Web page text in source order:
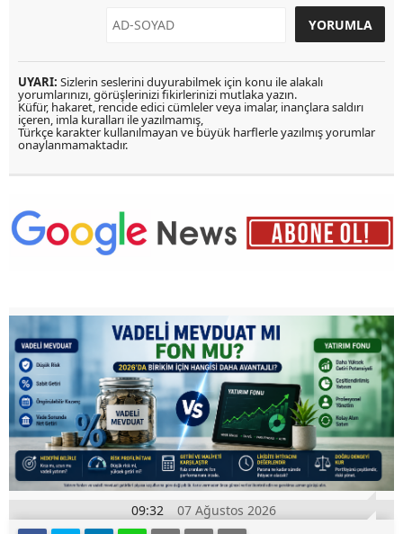
UYARI: Sizlerin seslerini duyurabilmek için konu ile alakalı
yorumlarınızı, görüşlerinizi fikirlerinizi mutlaka yazın.
Küfür, hakaret, rencide edici cümleler veya imalar, inançlara saldırı
içeren, imla kuralları ile yazılmamış,
Türkçe karakter kullanılmayan ve büyük harflerle yazılmış yorumlar
onaylanmamaktadır.
09:32 07 Ağustos 2026